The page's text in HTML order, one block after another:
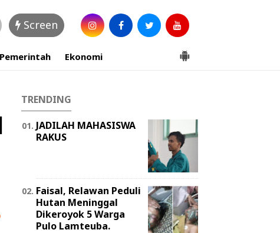
Screen
Pemerintah Ekonomi
TRENDING
JADILAH MAHASISWA
RAKUS
Faisal, Relawan Peduli
Hutan Meninggal
Dikeroyok 5 Warga
Pulo Lamteuba.